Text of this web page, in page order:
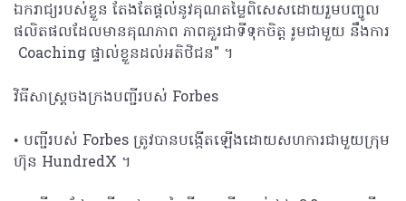
ឯករាជ្យ​របស់​ខ្លួន តែងតែ​ផ្តល់​នូវ​គុណតម្លៃ​ពិសេស​ដោយរួម​បញ្ចូល​
ផលិតផល​ដែល​មាន​គុណភាព ភាពគួរជាទីទុកចិត្ត រូមជាមួយ​ ​នឹង​ការ​
Coaching ផ្ទាល់ខ្លួនដល់អតិថិជន" ។
វិធីសាស្ត្រ​ចងក្រង​បញ្ជី​របស់ Forbes
• បញ្ជី​របស់ Forbes ត្រូវ​បាន​បង្កើត​ឡើង​ដោយ​សហការ​ជាមួយ​ក្រុម
ហ៊ុន HundredX ។